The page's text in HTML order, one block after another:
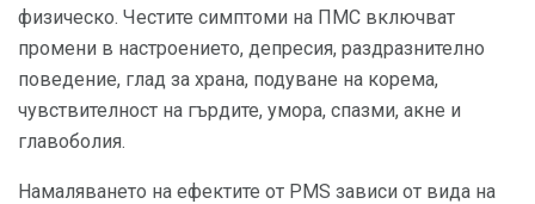
физическо. Честите симптоми на ПМС включват
промени в настроението, депресия, раздразнително
поведение, глад за храна, подуване на корема,
чувствителност на гърдите, умора, спазми, акне и
главоболия.
Намаляването на ефектите от PMS зависи от вида на